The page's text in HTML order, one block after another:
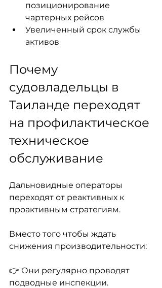
позиционирование
чартерных рейсов
Увеличенный срок службы
активов
Почему
судовладельцы в
Таиланде переходят
на профилактическое
техническое
обслуживание
Дальновидные операторы
переходят от реактивных к
проактивным стратегиям.
Вместо того чтобы ждать
снижения производительности:
👉 Они регулярно проводят
подводные инспекции.